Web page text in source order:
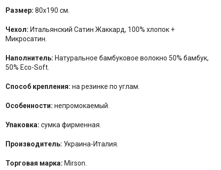
Размер: 80x190 см.
Чехол: Итальянский Сатин Жаккард, 100% хлопок +
Микросатин.
Наполнитель: Натуральное бамбуковое волокно 50% бамбук,
50% Eco-Soft.
Способ крепления: на резинке по углам.
Особенности: непромокаемый.
Упаковка: сумка фирменная.
Производитель: Украина-Италия.
Торговая марка: Mirson.